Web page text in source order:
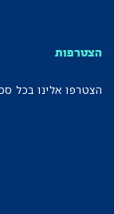
הצטרפות
הצטרפו אלינו בכל